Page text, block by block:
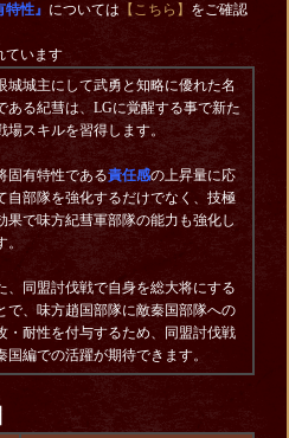
性』 については 【こちら】 をご確認
ています
城城主にして武勇と知略に優れた名
ある紀彗は、LGに覚醒する事で新た
場スキルを習得します。
固有特性である責任感の上昇量に応
自部隊を強化するだけでなく、技極
果で味方紀彗軍部隊の能力も強化し
。
、同盟討伐戦で自身を総大将にする
で、味方趙国部隊に敵秦国部隊への
・耐性を付与するため、同盟討伐戦
国編での活躍が期待できます。